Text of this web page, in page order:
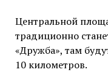
Центральной
традиционно
«Дружба», там
10 километров.